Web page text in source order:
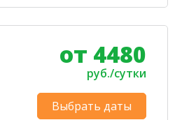
от 4480
руб./сутки
Выбрать даты